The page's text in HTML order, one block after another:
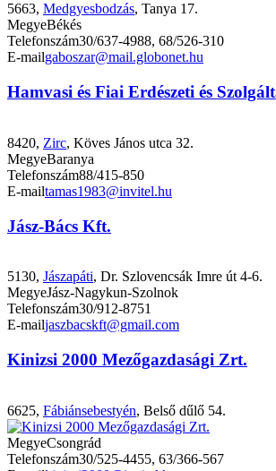
5663, Medgyesbodzás, Tanya 17.
MegyeBékés
Telefonszám30/637-4988, 68/526-310
E-mailgaboszar@mail.globonet.hu
Hamvasi és Fiai Erdészeti és
8420, Zirc, Köves János utca 32.
MegyeBaranya
Telefonszám88/415-850
E-mailtamas1983@invitel.hu
Jász-Bács Kft.
5130, Jászapáti, Dr. Szlovencsák Imre út 4-6.
MegyeJász-Nagykun-Szolnok
Telefonszám30/912-8751
E-mailjaszbacskft@gmail.com
Kinizsi 2000 Mezőgazdasági Zrt.
6625, Fábiánsebestyén, Belső dűlő 54.
MegyeCsongrád
Telefonszám30/525-4455, 63/366-567